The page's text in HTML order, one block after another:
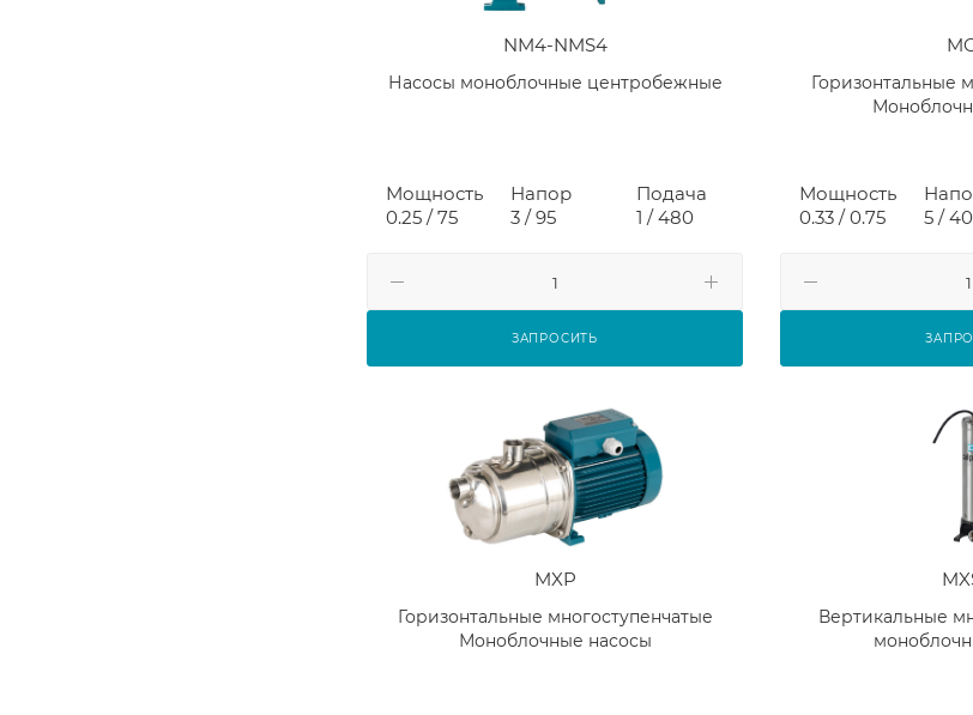
NM4-NMS4
Насосы моноблочные центробежные
Мощность
0.25 / 75
Напор
3 / 95
Подача
1 / 480
ЗАПРОСИТЬ
Горизонтальные
Мощность
0.33 / 0.75
5 / 40
MXP
Горизонтальные многоступенчатые
Моноблочные насосы
Вертикальные